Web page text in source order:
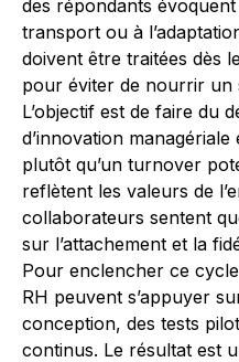
des répondants
transport ou à
doivent être traitées dès
pour éviter de nourrir un
L’objectif est de faire du
d’innovation managériale
plutôt qu’un turnover
reflètent les valeurs de
collaborateurs sentent
sur l’attachement et la
Pour enclencher ce
RH peuvent s’appuyer
conception, des tests
continus. Le résultat est